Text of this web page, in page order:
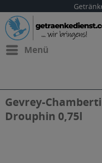
Menü
Gevrey-
Drouphin 0,75l